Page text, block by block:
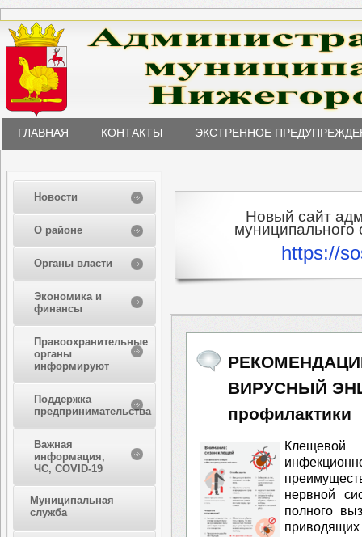
ГЛАВНАЯ КОНТАКТЫ ЭКСТРЕННОЕ
Новости
О районе
Органы власти
Экономика и
финансы
Правоохранительные
органы
информируют
Поддержка
предпринимательства
Важная
информация,
ЧС, COVID-19
Муниципальная
служба
Новый сайт
муниципального
https://
ВИРУСНЫЙ
профилактики
нервной
полного
приводящих